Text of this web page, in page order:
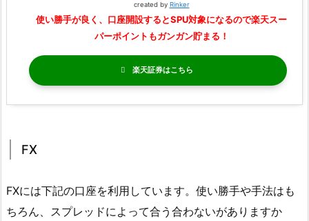
created by Rinker
使い勝手が良く、口座開設するとSPU対象になるので楽天スー
パーポイントもガンガン貯まる！
楽天証券
FX
FXには下記の口座を利用しています。使い勝手や手法はも
ちろん、スプレッドによって合う合わないがありますか